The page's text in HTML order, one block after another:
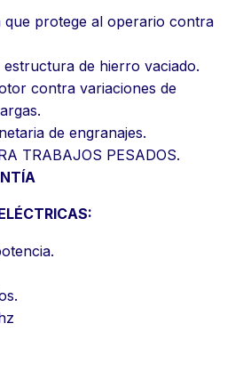
que protege al operario contra
estructura de hierro vaciado.
contra variaciones de
de engranajes.
TRABAJOS PESADOS.